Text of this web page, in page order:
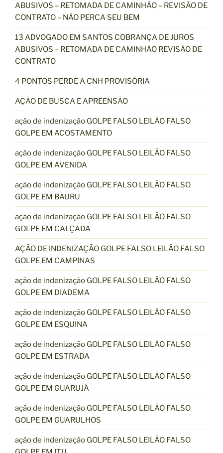
ABUSIVOS – RETOMADA DE CAMINHÃO – REVISÃO DE
CONTRATO – NÃO PERCA SEU BEM
13 ADVOGADO EM SANTOS COBRANÇA DE JUROS
ABUSIVOS – RETOMADA DE CAMINHÃO REVISÃO DE
CONTRATO
4 PONTOS PERDE A CNH PROVISÓRIA
AÇÃO DE BUSCA E APREENSÃO
ação de indenização GOLPE FALSO LEILÃO FALSO
GOLPE EM ACOSTAMENTO
ação de indenização GOLPE FALSO LEILÃO FALSO
GOLPE EM AVENIDA
ação de indenização GOLPE FALSO LEILÃO FALSO
GOLPE EM BAURU
ação de indenização GOLPE FALSO LEILÃO FALSO
GOLPE EM CALÇADA
AÇÃO DE INDENIZAÇÃO GOLPE FALSO LEILÃO FALSO
GOLPE EM CAMPINAS
ação de indenização GOLPE FALSO LEILÃO FALSO
GOLPE EM DIADEMA
ação de indenização GOLPE FALSO LEILÃO FALSO
GOLPE EM ESQUINA
ação de indenização GOLPE FALSO LEILÃO FALSO
GOLPE EM ESTRADA
ação de indenização GOLPE FALSO LEILÃO FALSO
GOLPE EM GUARUJÁ
ação de indenização GOLPE FALSO LEILÃO FALSO
GOLPE EM GUARULHOS
ação de indenização GOLPE FALSO LEILÃO FALSO